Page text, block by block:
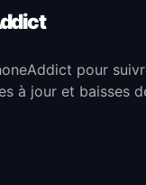
pour
à jour et baisses